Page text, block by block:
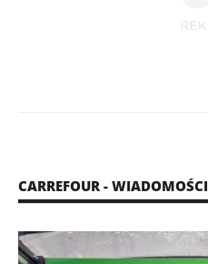
CARREFOUR - WIADOMOŚCI